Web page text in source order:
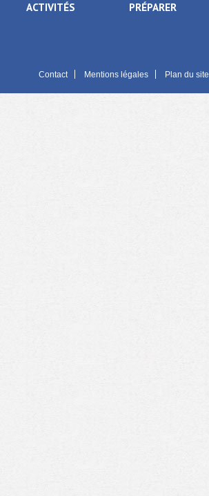
ACTIVITÉS PRÉPARER
Contact Mentions légales Plan du site